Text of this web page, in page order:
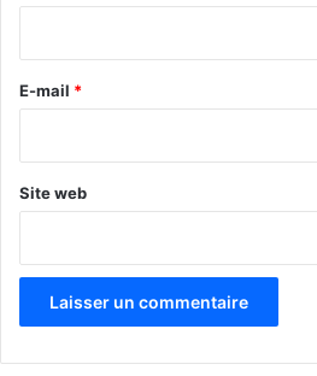
e
E-mail *
Site web